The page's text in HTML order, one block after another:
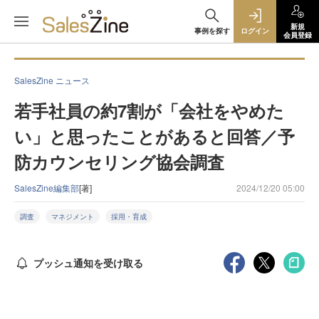
事例を探す ログイン
新規
会員登録
SalesZine ニュース
若手社員の約7割が「会社をやめた
い」と思ったことがあると回答／予
防カウンセリング協会調査
SalesZine編集部[著] 2024/12/20 05:00
調査 マネジメント 採用・育成
プッシュ通知を受け取る